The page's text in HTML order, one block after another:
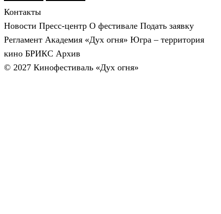
Контакты
Новости Пресс-центр О фестивале Подать заявку
Регламент Академия «Дух огня» Югра – территория
кино БРИКС Архив
© 2027 Кинофестиваль «Дух огня»